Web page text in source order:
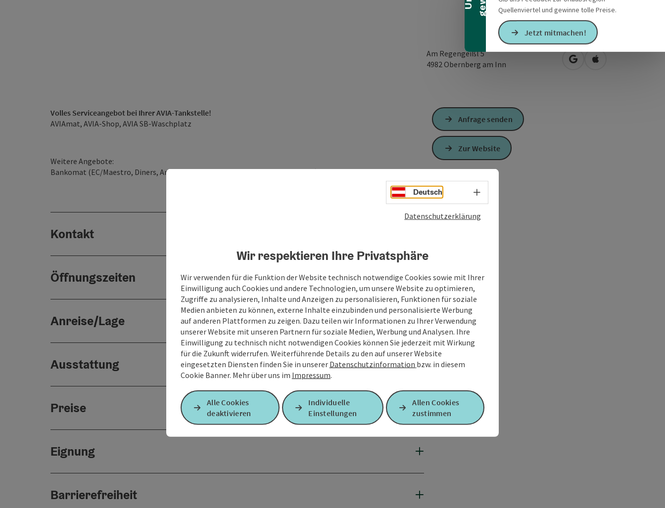
Quellenviertel und gewinne tolle Preise.
Jetzt mitmachen!
Am Regengeißl 5
4982Obernberg am Inn in Google Maps öffnen
in Apple Maps
Volles Serviceangebot bei Ihrer AVIA-Tankstelle!
AVIAmat, AVIA-Shop, AVIA SB-Waschplatz
Weitere Angebote:
Bankomat (EC/Maestro, Diners, Amexco,UTA,DKV), Vignetten, Backshop, Café
Kontakt
Öffnungszeiten
Anreise/Lage
Ausstattung
Preise
Eignung
Barrierefreiheit
Anfrage senden
Zur Website
Deutsch Sprachwahl - Menü öffnen
Datenschutzerklärung
Wir respektieren Ihre Privatsphäre
Wir verwenden für die Funktion der Website technisch notwendige Cookies sowie mit Ihrer
Einwilligung auch Cookies und andere Technologien, um unsere Website zu optimieren,
Zugriffe zu analysieren, Inhalte und Anzeigen zu personalisieren, Funktionen für soziale
Medien anbieten zu können, externe Inhalte einzubinden und personalisierte Werbung
auf anderen Plattformen zu zeigen. Dazu teilen wir Informationen zu Ihrer Verwendung
unserer Website mit unseren Partnern für soziale Medien, Werbung und Analysen. Ihre
Einwilligung zu technisch nicht notwendigen Cookies können Sie jederzeit mit Wirkung
für die Zukunft widerrufen. Weiterführende Details zu den auf unserer Website
eingesetzten Diensten finden Sie in unserer Datenschutzinformation bzw. in diesem
Cookie Banner. Mehr über uns im Impressum.
Alle Cookies
deaktivieren
Individuelle
Einstellungen
Allen Cookies
zustimmen